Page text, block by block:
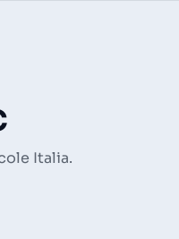
Italia.